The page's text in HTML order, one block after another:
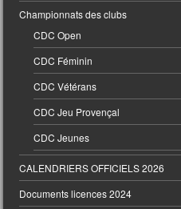
Championnats des clubs
CDC Open
CDC Féminin
CDC Vétérans
CDC Jeu Provençal
CDC Jeunes
CALENDRIERS OFFICIELS 2026
Documents licences 2024